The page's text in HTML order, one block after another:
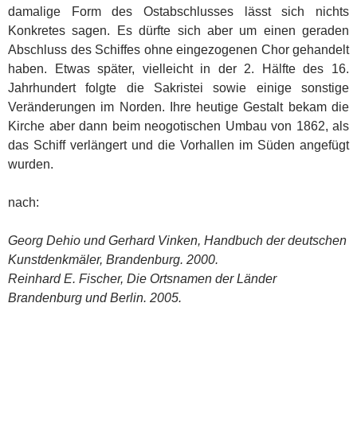
damalige Form des Ostabschlusses lässt sich nichts
Konkretes sagen. Es dürfte sich aber um einen geraden
Abschluss des Schiffes ohne eingezogenen Chor gehandelt
haben. Etwas später, vielleicht in der 2. Hälfte des 16.
Jahrhundert folgte die Sakristei sowie einige sonstige
Veränderungen im Norden. Ihre heutige Gestalt bekam die
Kirche aber dann beim neogotischen Umbau von 1862, als
das Schiff verlängert und die Vorhallen im Süden angefügt
wurden.
nach:
Georg Dehio und Gerhard Vinken, Handbuch der deutschen
Kunstdenkmäler, Brandenburg. 2000.
Reinhard E. Fischer, Die Ortsnamen der Länder
Brandenburg und Berlin. 2005.